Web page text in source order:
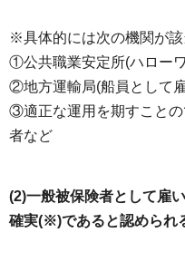
※具体的には次の機関が該
①公共職業安定所(ハロー
②地方運輸局(船員として
③適正な運用を期すこと
者など
(2)一般被保険者として雇
確実(※)であると認められ